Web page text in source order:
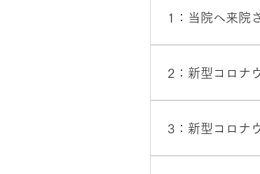
1：当院へ来院
コロナウイルス
消毒 新型コロナ
能なかぎり防ぎ
2：新型コロナ
を行っている病
す。
3：新型コロナ